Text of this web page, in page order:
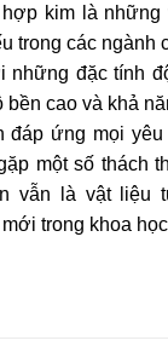
kim là những
trong các ngành
những đặc tính
bền cao và khả
đáp ứng mọi
một số thách
vẫn là vật liệu
trong khoa